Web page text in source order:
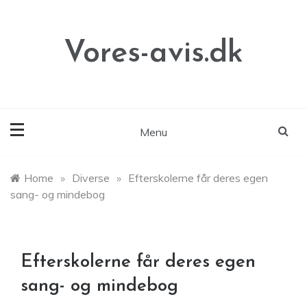
Vores-avis.dk
Menu
Home » Diverse » Efterskolerne får deres egen
sang- og mindebog
Efterskolerne får deres egen
sang- og mindebog